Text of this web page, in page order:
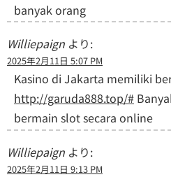
banyak orang
Williepaign より:
2025年2月11日 5:07 PM
Kasino di Jakarta memiliki
http://garuda888.top/#
bermain slot secara online
Williepaign より:
2025年2月11日 9:13 PM